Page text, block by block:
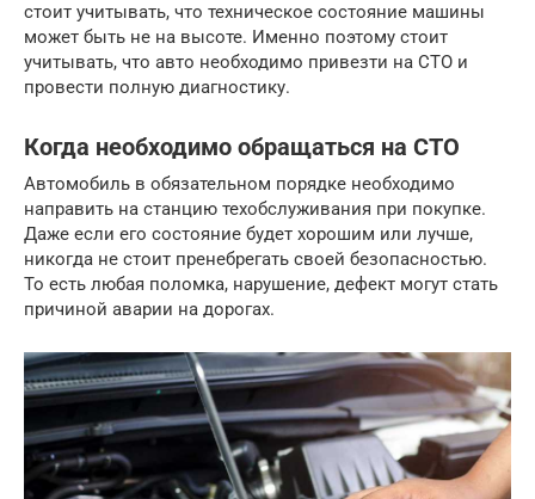
стоит учитывать, что техническое состояние машины
может быть не на высоте. Именно поэтому стоит
учитывать, что авто необходимо привезти на СТО и
провести полную диагностику.
Когда необходимо обращаться на СТО
Автомобиль в обязательном порядке необходимо
направить на станцию техобслуживания при покупке.
Даже если его состояние будет хорошим или лучше,
никогда не стоит пренебрегать своей безопасностью.
То есть любая поломка, нарушение, дефект могут стать
причиной аварии на дорогах.